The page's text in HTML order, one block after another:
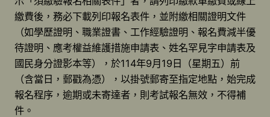
繳費後，務必下載列印報名表件，並附繳相關證明文件
（如學歷證明、職業證書、工作經驗證明、報名費減半優
待證明、應考權益維護措施申請表、姓名罕見字申請表及
國民身分證影本等），於114年9月19日（星期五）前
（含當日，郵戳為憑），以掛號郵寄至指定地點，始完成
報名程序，逾期或未寄達者，則考試報名無效，不得補
件。